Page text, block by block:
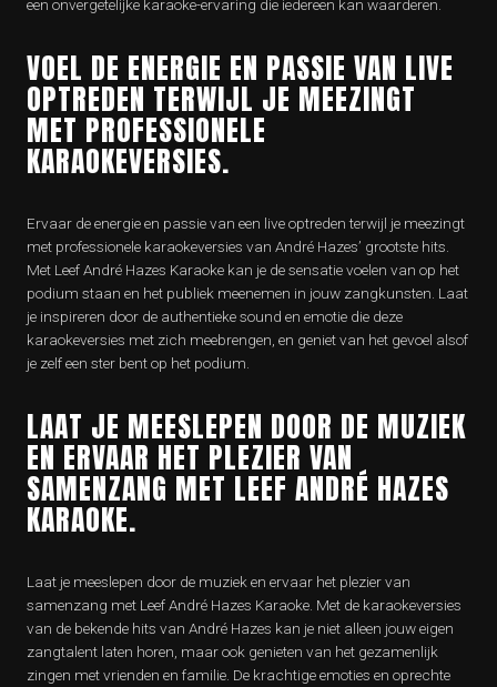
een onvergetelijke karaoke-ervaring die iedereen kan waarderen.
VOEL DE ENERGIE EN PASSIE VAN LIVE
OPTREDEN TERWIJL JE MEEZINGT
MET PROFESSIONELE
KARAOKEVERSIES.
Ervaar de energie en passie van een live optreden terwijl je meezingt
met professionele karaokeversies van André Hazes’ grootste hits.
Met Leef André Hazes Karaoke kan je de sensatie voelen van op het
podium staan en het publiek meenemen in jouw zangkunsten. Laat
je inspireren door de authentieke sound en emotie die deze
karaokeversies met zich meebrengen, en geniet van het gevoel alsof
je zelf een ster bent op het podium.
LAAT JE MEESLEPEN DOOR DE MUZIEK
EN ERVAAR HET PLEZIER VAN
SAMENZANG MET LEEF ANDRÉ HAZES
KARAOKE.
Laat je meeslepen door de muziek en ervaar het plezier van
samenzang met Leef André Hazes Karaoke. Met de karaokeversies
van de bekende hits van André Hazes kan je niet alleen jouw eigen
zangtalent laten horen, maar ook genieten van het gezamenlijk
zingen met vrienden en familie. De krachtige emoties en oprechte